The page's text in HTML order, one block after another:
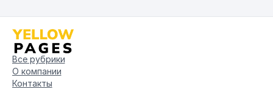
Все рубрики
О компании
Контакты